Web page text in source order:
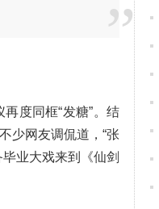
度同框“发糖”。结
少网友调侃道，“张
业大戏来到《仙剑